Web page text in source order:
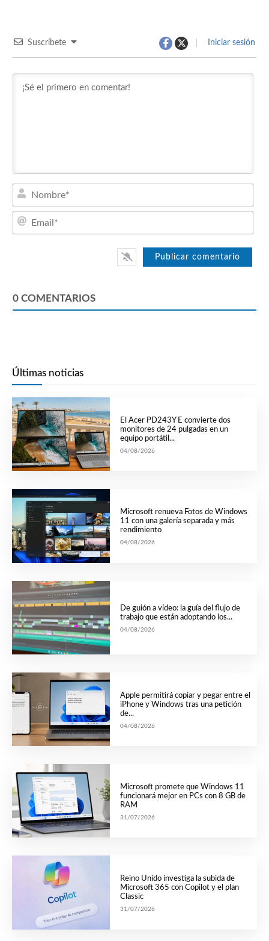
Suscríbete Iniciar sesión
0 COMENTARIOS
Últimas noticias
El Acer PD243Y E convierte dos
monitores de 24 pulgadas en un
equipo portátil...
04/08/2026
Microsoft renueva Fotos de Windows
11 con una galería separada y más
rendimiento
04/08/2026
De guión a vídeo: la guía del flujo de
trabajo que están adoptando los...
04/08/2026
Apple permitirá copiar y pegar entre el
iPhone y Windows tras una petición
de...
04/08/2026
Microsoft promete que Windows 11
funcionará mejor en PCs con 8 GB de
RAM
31/07/2026
Reino Unido investiga la subida de
Microsoft 365 con Copilot y el plan
Classic
31/07/2026